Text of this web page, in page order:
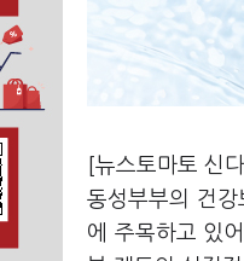
[뉴스토마토 신
동성부부의 건
에 주목하고 있